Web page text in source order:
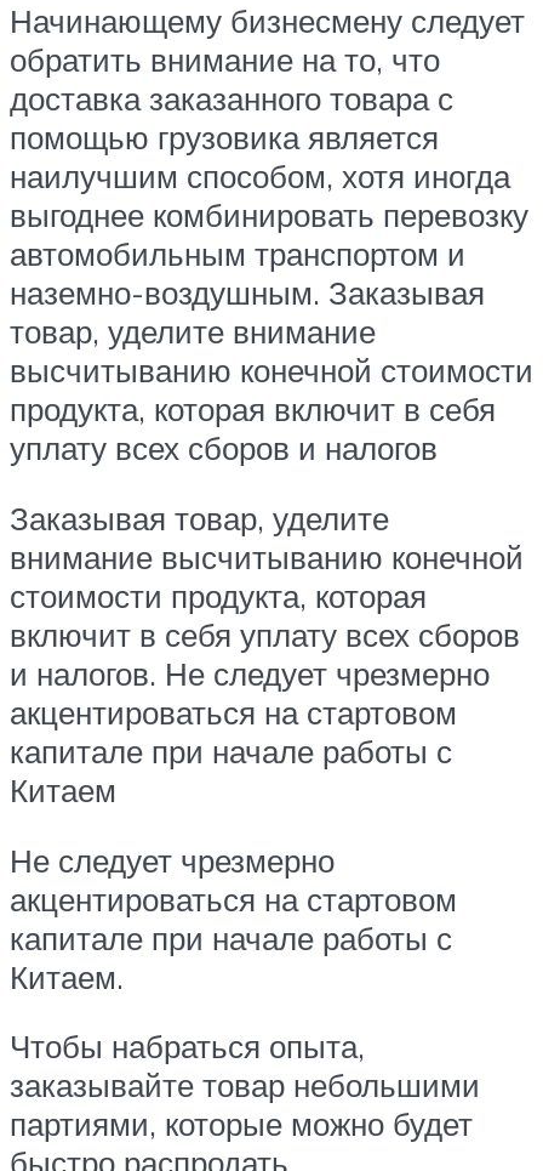
Начинающему бизнесмену следует
обратить внимание на то, что
доставка заказанного товара с
помощью грузовика является
наилучшим способом, хотя иногда
выгоднее комбинировать перевозку
автомобильным транспортом и
наземно-воздушным. Заказывая
товар, уделите внимание
высчитыванию конечной стоимости
продукта, которая включит в себя
уплату всех сборов и налогов
Заказывая товар, уделите
внимание высчитыванию конечной
стоимости продукта, которая
включит в себя уплату всех сборов
и налогов. Не следует чрезмерно
акцентироваться на стартовом
капитале при начале работы с
Китаем
Не следует чрезмерно
акцентироваться на стартовом
капитале при начале работы с
Китаем.
Чтобы набраться опыта,
заказывайте товар небольшими
партиями, которые можно будет
быстро распродать.